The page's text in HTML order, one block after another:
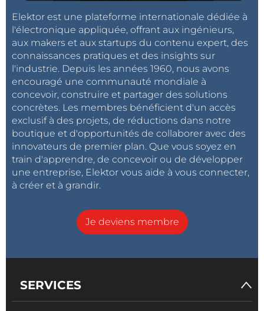
Elektor est une plateforme internationale dédiée à
l'électronique appliquée, offrant aux ingénieurs,
aux makers et aux startups du contenu expert, des
connaissances pratiques et des insights sur
l'industrie. Depuis les années 1960, nous avons
encouragé une communauté mondiale à
concevoir, construire et partager des solutions
concrètes. Les membres bénéficient d'un accès
exclusif à des projets, de réductions dans notre
boutique et d'opportunités de collaborer avec des
innovateurs de premier plan. Que vous soyez en
train d'apprendre, de concevoir ou de développer
une entreprise, Elektor vous aide à vous connecter,
à créer et à grandir.
Je deviens membre
SERVICES